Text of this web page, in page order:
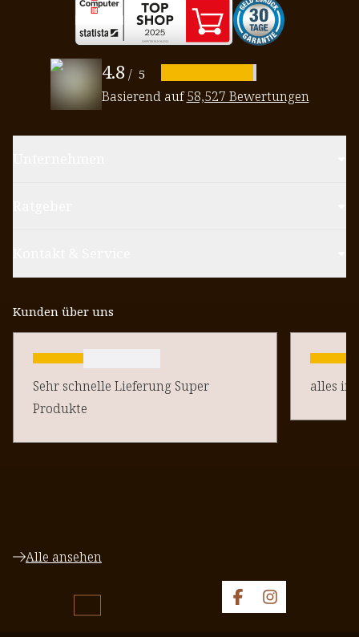
4.8 / 5
Basierend auf58,527 Bewertungen
Kunden über uns
Sehr schnelle Lieferung Super
Produkte
alles in
Alle ansehen